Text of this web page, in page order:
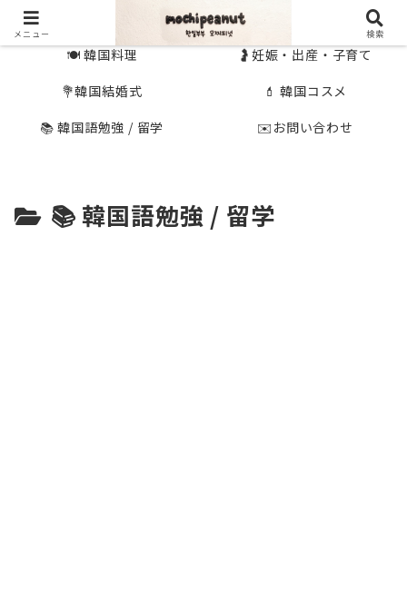
🍽 韓国料理
🤰妊娠・出産・子育て
💐韓国結婚式
💄 韓国コスメ
📚 韓国語勉強 / 留学
✉️お問い合わせ
📚 韓国語勉強 / 留学
メニュー 検索